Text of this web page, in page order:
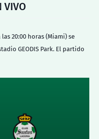
20:00 horas (Miami) se
GEODIS Park. El partido